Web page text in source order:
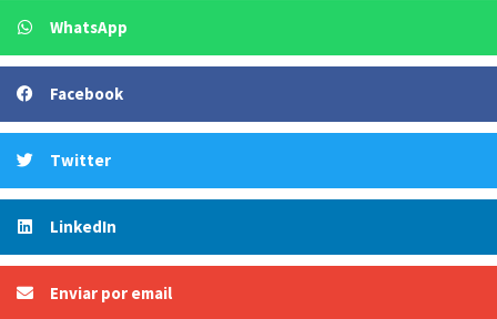
WhatsApp
Facebook
Twitter
LinkedIn
Enviar por email